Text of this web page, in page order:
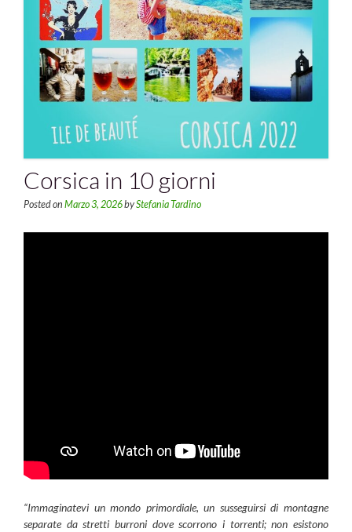
Corsica in 10 giorni
Posted on Marzo 3, 2026byStefania Tardino
“Immaginatevi un mondo primordiale, un susseguirsi di montagne
separate da stretti burroni dove scorrono i torrenti; non esistono